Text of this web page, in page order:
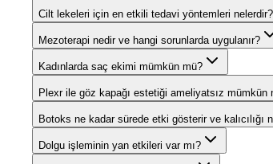
Cilt lekeleri için en etkili tedavi yöntemleri nelerdir?
Mezoterapi nedir ve hangi sorunlarda uygulanır?
Kadınlarda saç ekimi mümkün mü?
Plexr ile göz kapağı estetiği ameliyatsız mümkün
Botoks ne kadar sürede etki gösterir ve kalıcılığı
Dolgu işleminin yan etkileri var mı?